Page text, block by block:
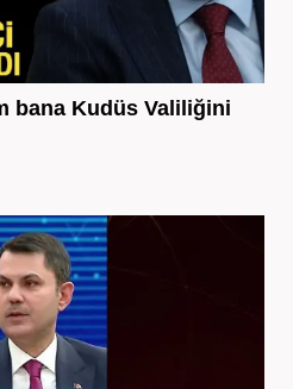
bana Kudüs Valiliğini